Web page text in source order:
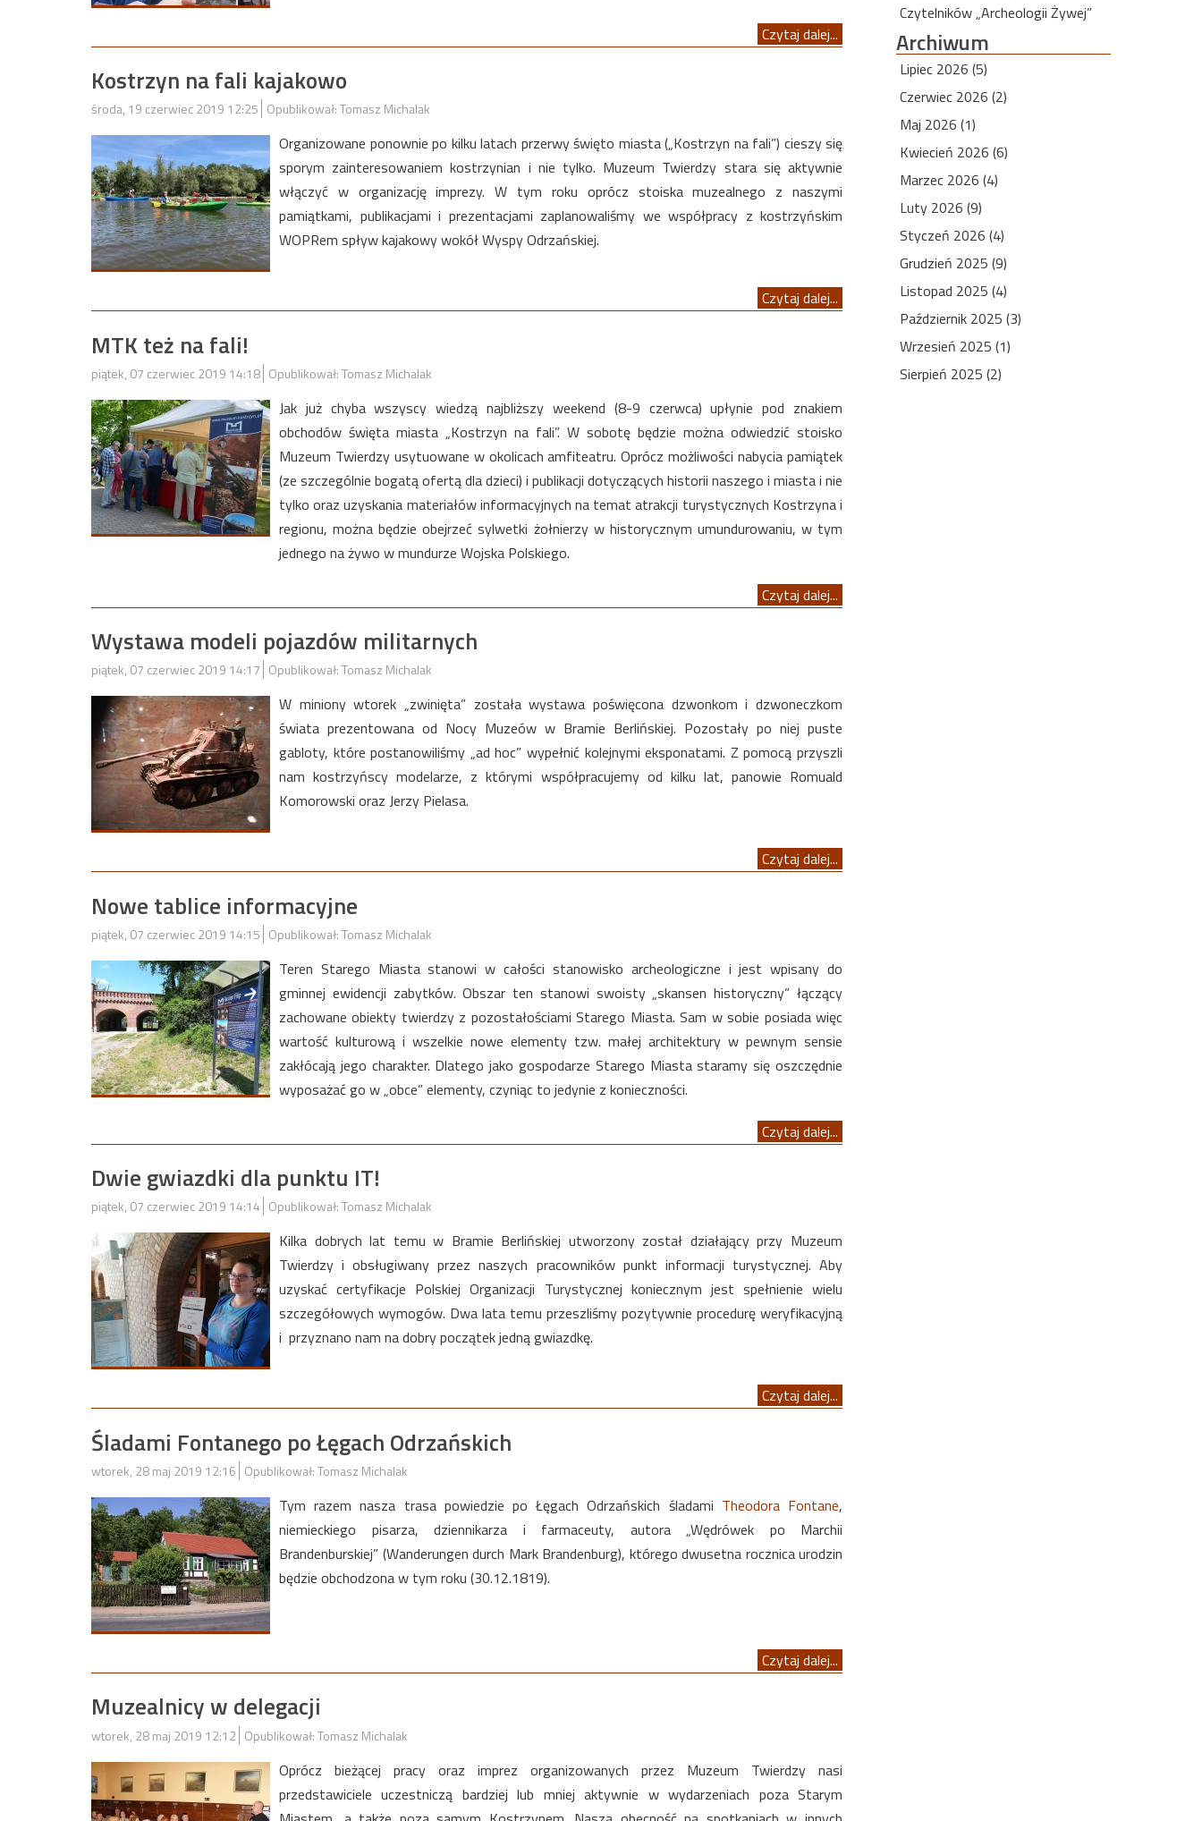
Czytaj dalej...
Kostrzyn na fali kajakowo
środa, 19 czerwiec 2019 12:25 Opublikował: Tomasz Michalak
Organizowane ponownie po kilku latach przerwy święto miasta („Kostrzyn na fali”) cieszy się
sporym zainteresowaniem kostrzynian i nie tylko. Muzeum Twierdzy stara się aktywnie
włączyć w organizację imprezy. W tym roku oprócz stoiska muzealnego z naszymi
pamiątkami, publikacjami i prezentacjami zaplanowaliśmy we współpracy z kostrzyńskim
WOPRem spływ kajakowy wokół Wyspy Odrzańskiej.
Czytaj dalej...
MTK też na fali!
piątek, 07 czerwiec 2019 14:18 Opublikował: Tomasz Michalak
Jak już chyba wszyscy wiedzą najbliższy weekend (8-9 czerwca) upłynie pod znakiem
obchodów święta miasta „Kostrzyn na fali”. W sobotę będzie można odwiedzić stoisko
Muzeum Twierdzy usytuowane w okolicach amfiteatru. Oprócz możliwości nabycia pamiątek
(ze szczególnie bogatą ofertą dla dzieci) i publikacji dotyczących historii naszego i miasta i nie
tylko oraz uzyskania materiałów informacyjnych na temat atrakcji turystycznych Kostrzyna i
regionu, można będzie obejrzeć sylwetki żołnierzy w historycznym umundurowaniu, w tym
jednego na żywo w mundurze Wojska Polskiego.
Czytaj dalej...
Wystawa modeli pojazdów militarnych
piątek, 07 czerwiec 2019 14:17 Opublikował: Tomasz Michalak
W miniony wtorek „zwinięta” została wystawa poświęcona dzwonkom i dzwoneczkom
świata prezentowana od Nocy Muzeów w Bramie Berlińskiej. Pozostały po niej puste
gabloty, które postanowiliśmy „ad hoc” wypełnić kolejnymi eksponatami. Z pomocą przyszli
nam kostrzyńscy modelarze, z którymi współpracujemy od kilku lat, panowie Romuald
Komorowski oraz Jerzy Pielasa.
Czytaj dalej...
Nowe tablice informacyjne
piątek, 07 czerwiec 2019 14:15 Opublikował: Tomasz Michalak
Teren Starego Miasta stanowi w całości stanowisko archeologiczne i jest wpisany do
gminnej ewidencji zabytków. Obszar ten stanowi swoisty „skansen historyczny” łączący
zachowane obiekty twierdzy z pozostałościami Starego Miasta. Sam w sobie posiada więc
wartość kulturową i wszelkie nowe elementy tzw. małej architektury w pewnym sensie
zakłócają jego charakter. Dlatego jako gospodarze Starego Miasta staramy się oszczędnie
wyposażać go w „obce” elementy, czyniąc to jedynie z konieczności.
Czytaj dalej...
Dwie gwiazdki dla punktu IT!
piątek, 07 czerwiec 2019 14:14 Opublikował: Tomasz Michalak
Kilka dobrych lat temu w Bramie Berlińskiej utworzony został działający przy Muzeum
Twierdzy i obsługiwany przez naszych pracowników punkt informacji turystycznej. Aby
uzyskać certyfikacje Polskiej Organizacji Turystycznej koniecznym jest spełnienie wielu
szczegółowych wymogów. Dwa lata temu przeszliśmy pozytywnie procedurę weryfikacyjną
i przyznano nam na dobry początek jedną gwiazdkę.
Czytaj dalej...
Śladami Fontanego po Łęgach Odrzańskich
wtorek, 28 maj 2019 12:16 Opublikował: Tomasz Michalak
Tym razem nasza trasa powiedzie po Łęgach Odrzańskich śladami Theodora Fontane,
niemieckiego pisarza, dziennikarza i farmaceuty, autora „Wędrówek po Marchii
Brandenburskiej” (Wanderungen durch Mark Brandenburg), którego dwusetna rocznica urodzin
będzie obchodzona w tym roku (30.12.1819).
Czytaj dalej...
Muzealnicy w delegacji
wtorek, 28 maj 2019 12:12 Opublikował: Tomasz Michalak
Oprócz bieżącej pracy oraz imprez organizowanych przez Muzeum Twierdzy nasi
przedstawiciele uczestniczą bardziej lub mniej aktywnie w wydarzeniach poza Starym
Czytelników „Archeologii Żywej”
Archiwum
Lipiec 2026 (5)
Czerwiec 2026 (2)
Maj 2026 (1)
Kwiecień 2026 (6)
Marzec 2026 (4)
Luty 2026 (9)
Styczeń 2026 (4)
Grudzień 2025 (9)
Listopad 2025 (4)
Październik 2025 (3)
Wrzesień 2025 (1)
Sierpień 2025 (2)